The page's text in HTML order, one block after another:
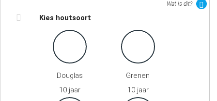
Wat is dit?
Kies houtsoort
Douglas
10 jaar
Grenen
10 jaar